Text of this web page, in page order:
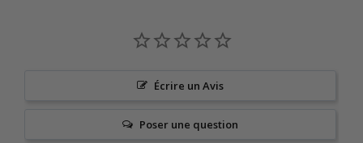
Écrire un Avis
Poser une question